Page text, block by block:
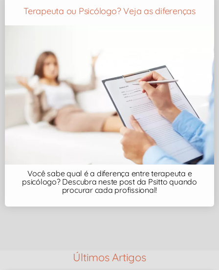
Terapeuta ou Psicólogo? Veja as diferenças
Você sabe qual é a diferença entre terapeuta e
psicólogo? Descubra neste post da Psitto quando
procurar cada profissional!
Últimos Artigos